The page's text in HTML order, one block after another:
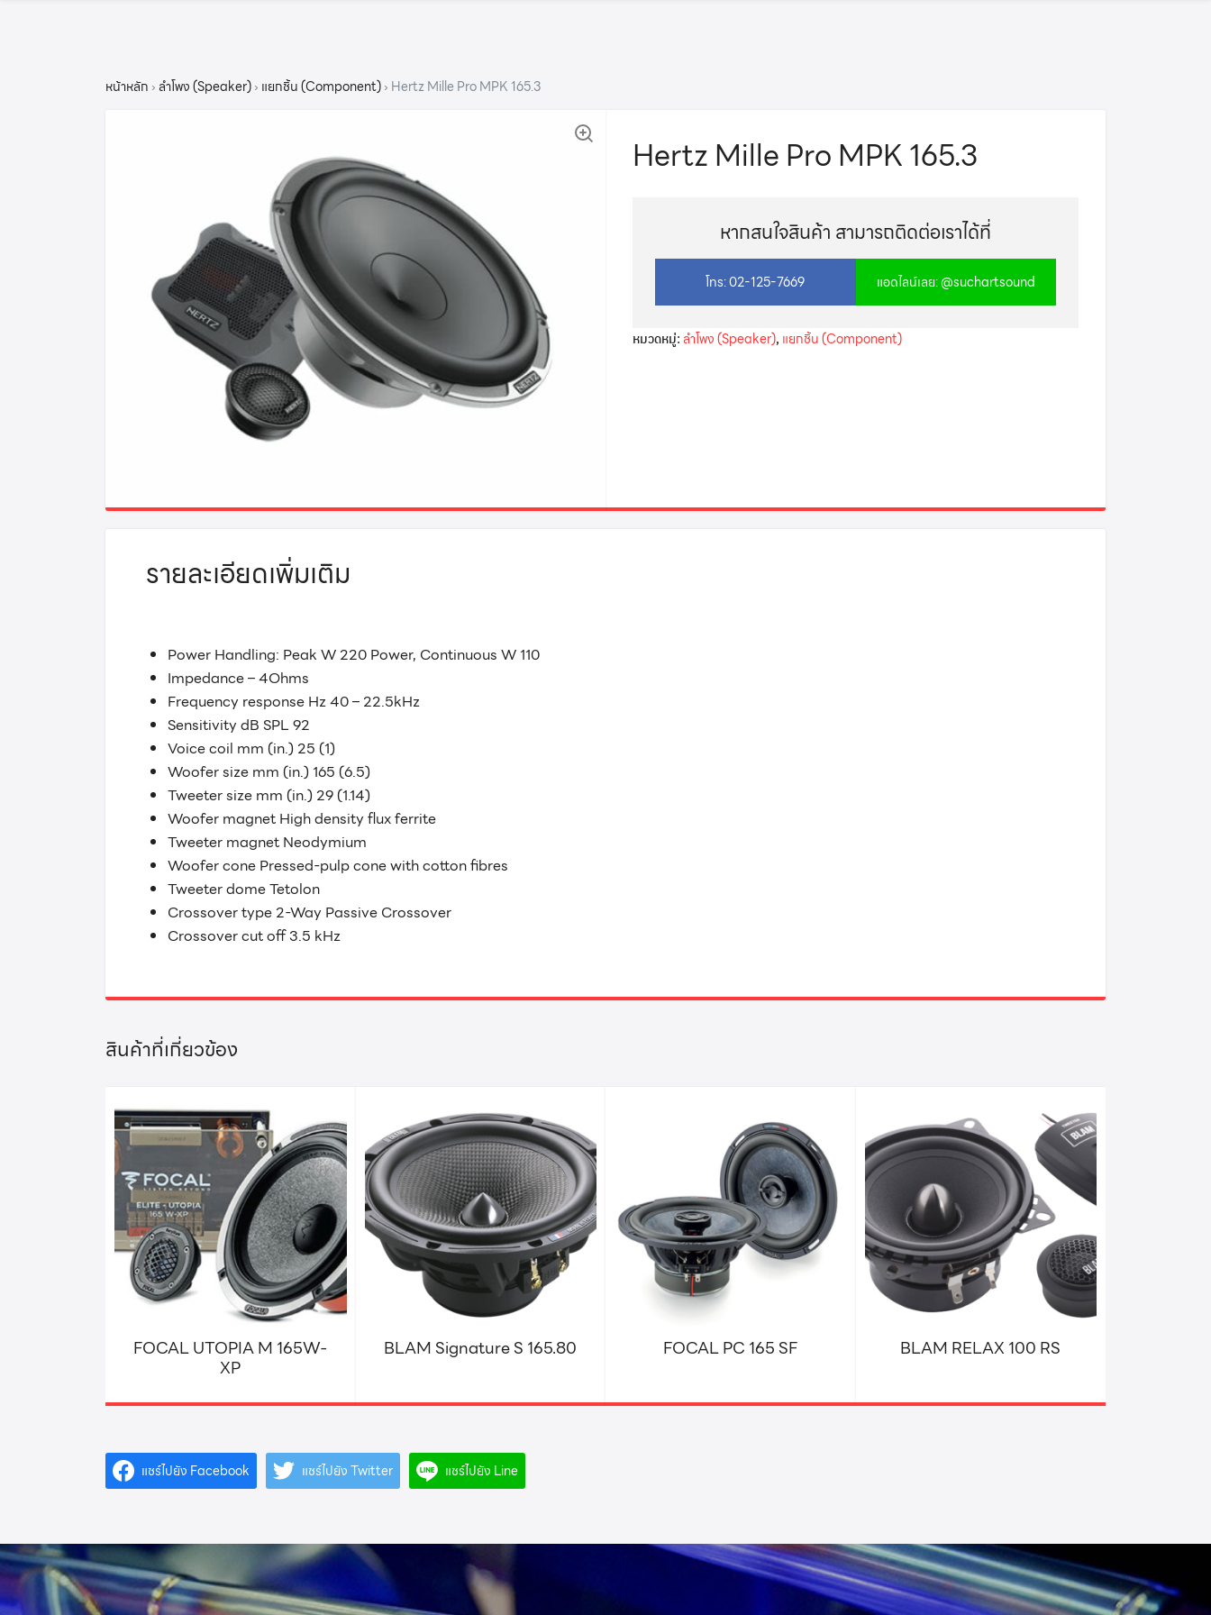
หน้าหลัก ›ลำโพง (Speaker)› แยกชิ้น (Component)› Hertz Mille Pro MPK 165.3
🔍
Hertz Mille Pro MPK 165.3
หากสนใจสินค้า สามารถติดต่อเราได้ที่
โทร: 02-125-7669 แอดไลน์เลย: @suchartsound
หมวดหมู่: ลำโพง (Speaker), แยกชิ้น (Component)
รายละเอียดเพิ่มเติม
Power Handling: Peak W 220 Power, Continuous W 110
Impedance – 4Ohms
Frequency response Hz 40 – 22.5kHz
Sensitivity dB SPL 92
Voice coil mm (in.) 25 (1)
Woofer size mm (in.) 165 (6.5)
Tweeter size mm (in.) 29 (1.14)
Woofer magnet High density flux ferrite
Tweeter magnet Neodymium
Woofer cone Pressed-pulp cone with cotton fibres
Tweeter dome Tetolon
Crossover type 2-Way Passive Crossover
Crossover cut off 3.5 kHz
สินค้าที่เกี่ยวข้อง
FOCAL UTOPIA M 165W-
XP
BLAM Signature S 165.80 FOCAL PC 165 SF BLAM RELAX 100 RS
แชร์ไปยัง Facebook แชร์ไปยัง Twitter แชร์ไปยัง Line